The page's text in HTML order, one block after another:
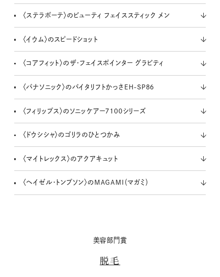
〈ステラボーテ〉のビューティ フェイススティック メン
〈イウム〉のスピードショット
〈コアフィット〉のザ・フェイスポインター グラビティ
〈パナソニック〉のバイタリフトかっさEH-SP86
〈フィリップス〉のソニッケアー7100シリーズ
〈ドウシシャ〉のゴリラのひとつかみ
〈マイトレックス〉のアクアキュット
〈ヘイゼル・トンプソン〉のMAGAMI（マガミ）
美容部門賞
脱毛